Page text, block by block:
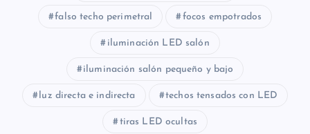
falso techo perimetral focos empotrados
iluminación LED salón
iluminación salón pequeño y bajo
luz directa e indirecta techos tensados con LED
tiras LED ocultas